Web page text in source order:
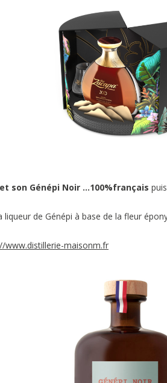
et son Génépi Noir …100%français
de Génépi à base de la fleur
www.distillerie-maisonm.fr